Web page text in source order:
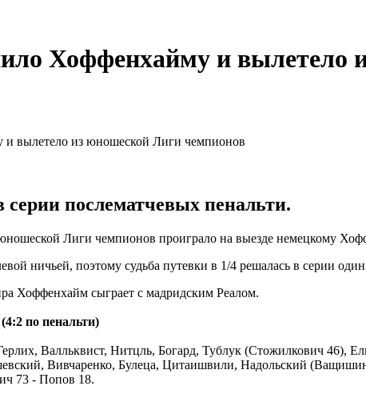
Хоффенхайму и вылетело
послематчевых пенальти.
Лиги чемпионов проиграло на выезде немецкому
ничьей, поэтому судьба путевки в 1/4 решалась в серии
Хоффенхайм сыграет с мадридским Реалом.
по пенальти)
Валльквист, Нитцль, Богард, Тублук (Стожилкович 46),
Вивчаренко, Булеца, Цитаишвили, Надольский
73 - Попов 18.